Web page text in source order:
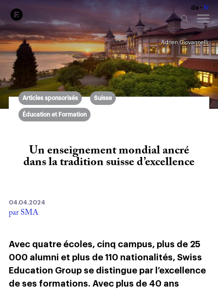
de fr
Adrien Giovannelli
Articles sponsorisés Suisse
Éducation et Formation
Un enseignement mondial ancré
dans la tradition suisse d’excellence
04.04.2024
par SMA
Avec quatre écoles, cinq campus, plus de 25
000 alumni et plus de 110 nationalités, Swiss
Education Group se distingue par l’excellence
de ses formations. Avec plus de 40 ans